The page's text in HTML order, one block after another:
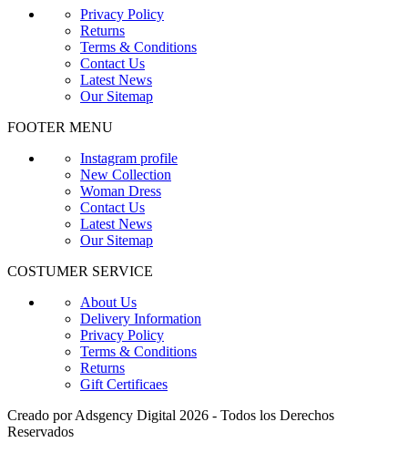
Privacy Policy
Returns
Terms & Conditions
Contact Us
Latest News
Our Sitemap
FOOTER MENU
Instagram profile
New Collection
Woman Dress
Contact Us
Latest News
Our Sitemap
COSTUMER SERVICE
About Us
Delivery Information
Privacy Policy
Terms & Conditions
Returns
Gift Certificaes
Creado por Adsgency Digital 2026 - Todos los Derechos
Reservados